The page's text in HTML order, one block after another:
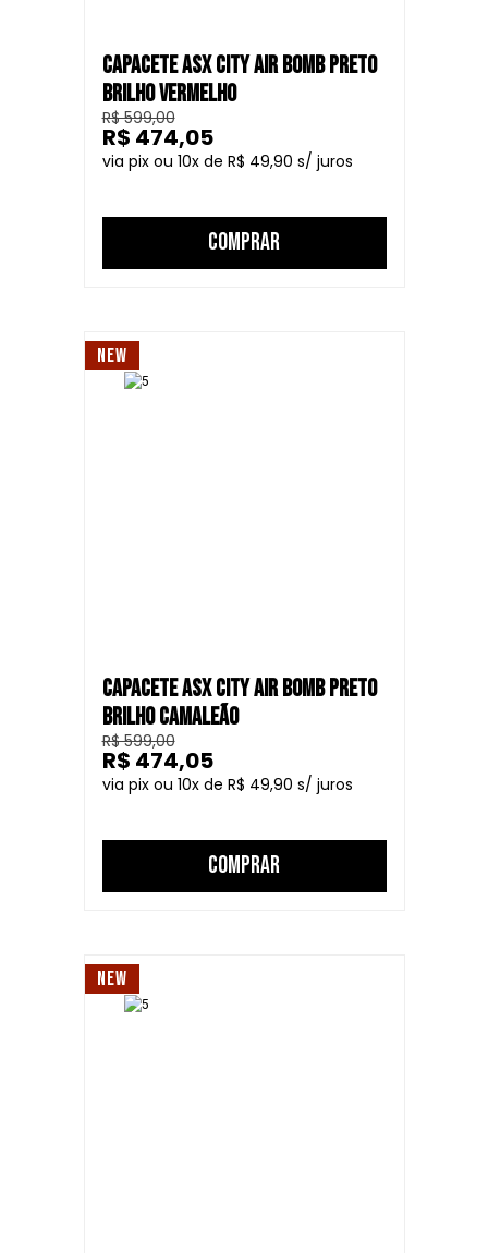
CAPACETE ASX CITY AIR BOMB PRETO
BRILHO VERMELHO
R$ 599,00
10
R$ 49,90
R$ 474,05
COMPRAR
NEW
CAPACETE ASX CITY AIR BOMB PRETO
BRILHO CAMALEÃO
R$ 599,00
10
R$ 49,90
R$ 474,05
COMPRAR
NEW